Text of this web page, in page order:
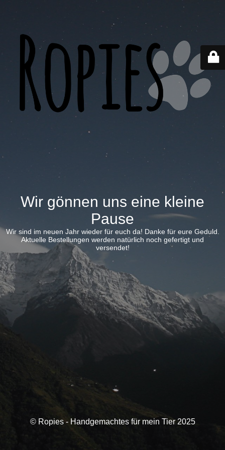
Wir gönnen uns eine kleine
Pause
Wir sind im neuen Jahr wieder für euch da! Danke für eure Geduld.
Aktuelle Bestellungen werden natürlich noch gefertigt und
versendet!
© Ropies - Handgemachtes für mein Tier 2025